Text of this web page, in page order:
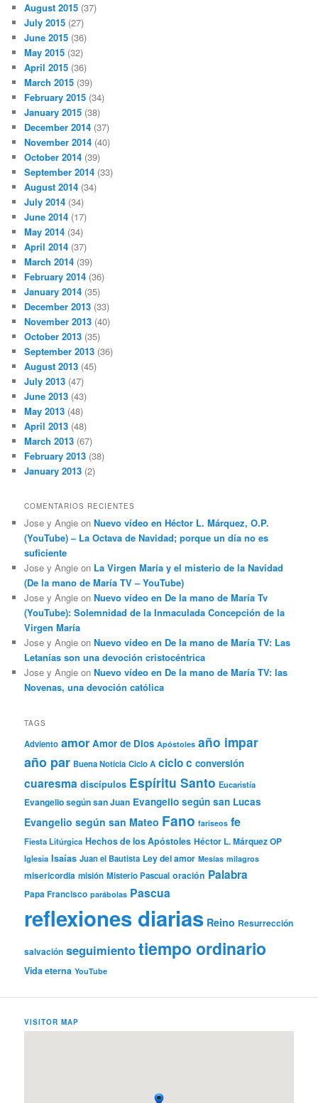
August 2015 (37)
July 2015 (27)
June 2015 (36)
May 2015 (32)
April 2015 (36)
March 2015 (39)
February 2015 (34)
January 2015 (38)
December 2014 (37)
November 2014 (40)
October 2014 (39)
September 2014 (33)
August 2014 (34)
July 2014 (34)
June 2014 (17)
May 2014 (34)
April 2014 (37)
March 2014 (39)
February 2014 (36)
January 2014 (35)
December 2013 (33)
November 2013 (40)
October 2013 (35)
September 2013 (36)
August 2013 (45)
July 2013 (47)
June 2013 (43)
May 2013 (48)
April 2013 (48)
March 2013 (67)
February 2013 (38)
January 2013 (2)
COMENTARIOS RECIENTES
Jose y Angie onNuevo vídeo en Héctor L. Márquez, O.P.
(YouTube) – La Octava de Navidad; porque un día no es
suficiente
Jose y Angie on La Virgen María y el misterio de la Navidad
(De la mano de María TV – YouTube)
Jose y Angie onNuevo vídeo en De la mano de María Tv
(YouTube): Solemnidad de la Inmaculada Concepción de la
Virgen María
Jose y Angie onNuevo vídeo en De la mano de María TV: Las
Letanías son una devoción cristocéntrica
Jose y Angie onNuevo vídeo en De la mano de María TV: las
Novenas, una devoción católica
TAGS
Adviento amor Amor de Dios Apóstoles año impar
año par Buena Noticia Ciclo A ciclo c conversión
cuaresma discípulos Espíritu Santo Eucaristía
Evangelio según san Juan Evangelio según san Lucas
Evangelio según san Mateo Fano fariseos fe
Fiesta Litúrgica Hechos de los Apóstoles Héctor L. Márquez OP
Iglesia Isaías Juan el Bautista Ley del amor Mesías milagros
misericordia misión Misterio Pascual oración Palabra
Papa Francisco parábolas Pascua
reflexiones diarias Reino Resurrección
salvación seguimientotiempo ordinario
Vida eterna YouTube
VISITOR MAP